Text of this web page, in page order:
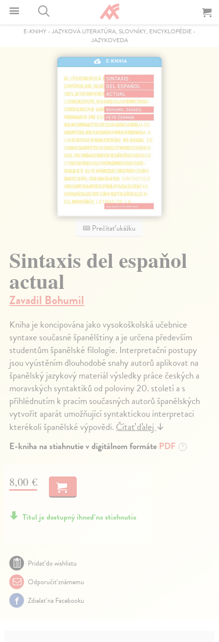
E-KNIHY - JAZYKOVÁ LITERATÚRA, SLOVNÍKY, ENCYKLOPÉDIE -
JAZYKOVEDA
E-KNIHA
Prečítať ukážku
Sintaxis del espaňol
actual
Zavadil Bohumil
Kniha je koncipována jako vysokoškolská učebnice
syntaxe současné španělštiny a je určena především
studentům španělské filologie. Interpretační postupy
jsou vyústěním dlouhodobé snahy autorů aplikovat na
španělský jazykový materiál výsledky práce českých a
moravských syntaktiků od poloviny 20. století a s
přihlédnutím k pracím současných autorů španělských
vytvořit aparát umožňující syntaktickou interpretaci
kterékoli španělské výpovědi.Čítať ďalej↓
E-kniha na stiahnutie v digitálnom formátePDF ?
8,00 €
Titul je dostupný ihneď na stiahnutie
Pridať do wishlistu
Odporučiť známemu
Zdielať na Facebooku